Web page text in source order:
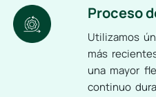
Proceso
Utilizamos
más
una mayor
continuo